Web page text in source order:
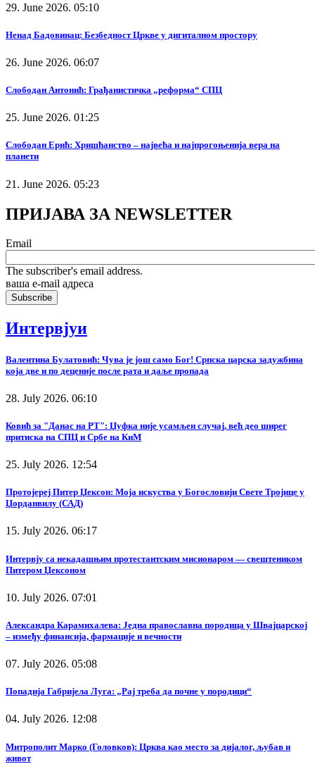
29. June 2026. 05:10
Ненад Бадовинац: Безбедност Цркве у дигиталном простору
26. June 2026. 06:07
Слободан Антонић: Грађанистичка „реформа“ СПЦ
25. June 2026. 01:25
Слободан Ерић: Хришћанство – највећа и најпрогоњенија вера на
планети
21. June 2026. 05:23
ПРИЈАВА ЗА NEWSLETTER
Email
The subscriber's email address.
ваша е-mail адреса
Интервјуи
Валентина Булатовић: Чува је још само Бог! Српска царска задужбина
која две и по деценије после рата и даље пропада
28. July 2026. 06:10
Ковић за "Данас на РТ": Џуфка није усамљен случај, већ део ширег
притиска на СПЦ и Србе на КиМ
25. July 2026. 12:54
Протојереј Питер Џексон: Моја искуства у Богословији Свете Тројице у
Џорданвилу (САД)
15. July 2026. 06:17
Интервју са некадашњим протестантским мисионаром — свештеником
Питером Џексоном
10. July 2026. 07:01
Александра Карамихалева: Једна православна породица у Швајцарској
– између финансија, фармације и вечности
07. July 2026. 05:08
Попадија Габријела Луга: „Рај треба да почне у породици“
04. July 2026. 12:08
Митрополит Марко (Головков): Црква као место за дијалог, љубав и
живот